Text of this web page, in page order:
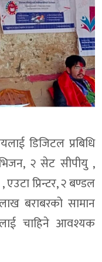
डिजिटल प्रबिधि
२ सेट सीपीयु ,
प्रिन्टर, २ बण्डल
बराबरको सामान
चाहिने आवश्यक